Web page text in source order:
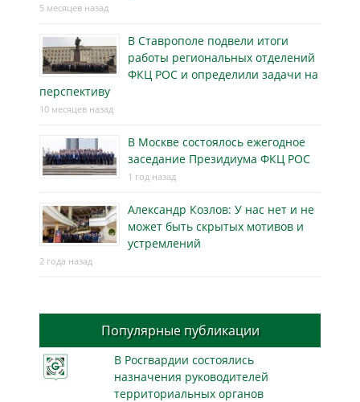
5 месяцев назад
В Ставрополе подвели итоги
работы региональных отделений
ФКЦ РОС и определили задачи на
перспективу
10 месяцев назад
В Москве состоялось ежегодное
заседание Президиума ФКЦ РОС
1 год назад
Александр Козлов: У нас нет и не
может быть скрытых мотивов и
устремлений
2 года назад
Популярные публикации
В Росгвардии состоялись
назначения руководителей
территориальных органов